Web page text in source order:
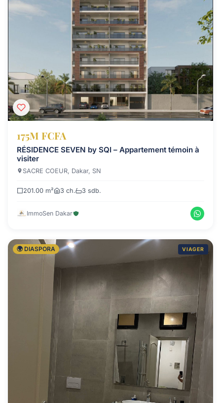
175M FCFA
RÉSIDENCE SEVEN by SQI – Appartement témoin à
visiter
SACRE COEUR, Dakar, SN
201.00 m² 3 ch. 3 sdb.
ImmoSen Dakar
🌍 DIASPORA VIAGER